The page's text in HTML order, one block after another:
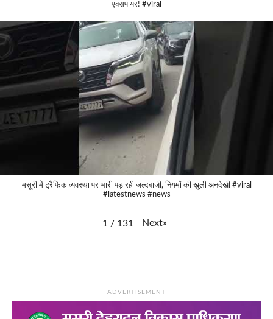
एक्सपायर! #viral
मसूरी में ट्रैफिक व्यवस्था पर भारी पड़ रही जल्दबाजी, नियमों की खुली अनदेखी #viral
#latestnews #news
1 / 131 Next»
ADVERTISEMENT